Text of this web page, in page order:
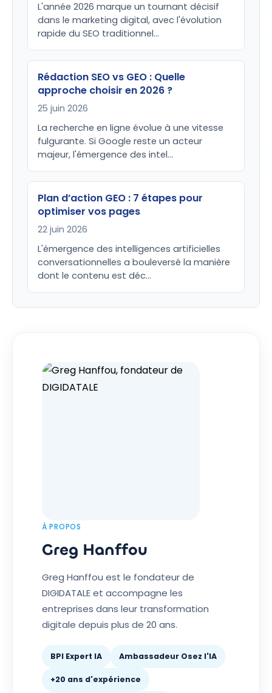
L'année 2026 marque un tournant décisif
dans le marketing digital, avec l'évolution
rapide du SEO traditionnel…
Rédaction SEO vs GEO : Quelle
approche choisir en 2026 ?
25 juin 2026
La recherche en ligne évolue à une vitesse
fulgurante. Si Google reste un acteur
majeur, l'émergence des intel…
Plan d’action GEO : 7 étapes pour
optimiser vos pages
22 juin 2026
L'émergence des intelligences artificielles
conversationnelles a bouleversé la manière
dont le contenu est déc…
À PROPOS
Greg Hanffou
Greg Hanffou est le fondateur de
DIGIDATALE et accompagne les
entreprises dans leur transformation
digitale depuis plus de 20 ans.
BPI Expert IA Ambassadeur Osez l'IA
+20 ans d'expérience